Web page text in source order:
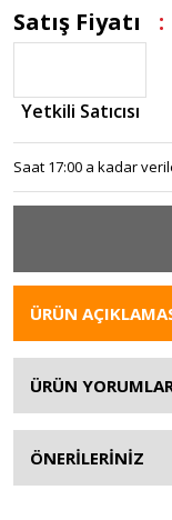
Satış Fiyatı
Yetkili Satıcısı
Saat 17:00 a kadar
ÜRÜN
ÜRÜN
ÖNERİLERİNİZ